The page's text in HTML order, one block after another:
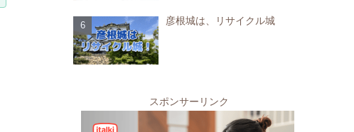
彦根城は、リサイクル城
スポンサーリンク